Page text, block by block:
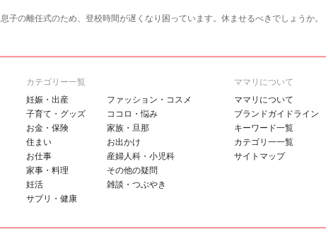
息子の離任式のため、登校時間が遅くなり困っています。休ませるべきでしょうか。
カテゴリー一覧
妊娠・出産
子育て・グッズ
お金・保険
住まい
お仕事
家事・料理
妊活
サプリ・健康
ファッション・コスメ
ココロ・悩み
家族・旦那
お出かけ
産婦人科・小児科
その他の疑問
雑談・つぶやき
ママリについて
ママリについて
ブランドガイドライン
キーワード一覧
カテゴリ一一覧
サイトマップ